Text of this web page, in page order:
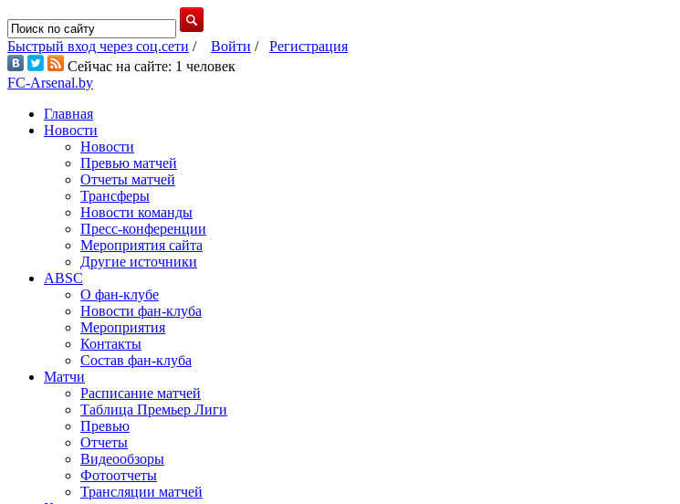
Быстрый вход через соц.сети / Войти / Регистрация
Сейчас на сайте: 1 человек
FC-Arsenal.by
Главная
Новости
Новости
Превью матчей
Отчеты матчей
Трансферы
Новости команды
Пресс-конференции
Мероприятия сайта
Другие источники
ABSC
О фан-клубе
Новости фан-клуба
Мероприятия
Контакты
Состав фан-клуба
Матчи
Расписание матчей
Таблица Премьер Лиги
Превью
Отчеты
Видеообзоры
Фотоотчеты
Трансляции матчей